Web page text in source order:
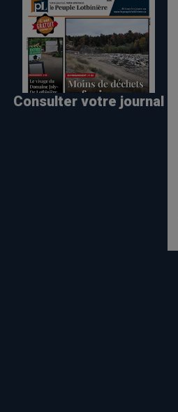
Consulter votre journal